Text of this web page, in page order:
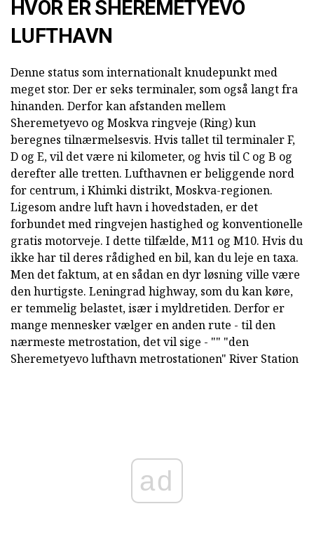
HVOR ER SHEREMETYEVO
LUFTHAVN
Denne status som internationalt knudepunkt med
meget stor. Der er seks terminaler, som også langt fra
hinanden. Derfor kan afstanden mellem
Sheremetyevo og Moskva ringveje (Ring) kun
beregnes tilnærmelsesvis. Hvis tallet til terminaler F,
D og E, vil det være ni kilometer, og hvis til C og B og
derefter alle tretten. Lufthavnen er beliggende nord
for centrum, i Khimki distrikt, Moskva-regionen.
Ligesom andre luft havn i hovedstaden, er det
forbundet med ringvejen hastighed og konventionelle
gratis motorveje. I dette tilfælde, M11 og M10. Hvis du
ikke har til deres rådighed en bil, kan du leje en taxa.
Men det faktum, at en sådan en dyr løsning ville være
den hurtigste. Leningrad highway, som du kan køre,
er temmelig belastet, især i myldretiden. Derfor er
mange mennesker vælger en anden rute - til den
nærmeste metrostation, det vil sige - "" "den
Sheremetyevo lufthavn metrostationen" River Station
ad